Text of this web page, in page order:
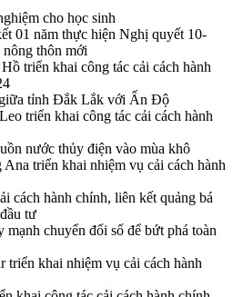
cho học sinh
01 năm thực hiện Nghị quyết 10-
thôn mới
triển khai công tác cải cách hành
tỉnh Đắk Lắk với Ấn Độ
triển khai công tác cải cách hành
nước thủy điện vào mùa khô
triển khai nhiệm vụ cải cách hành
cách hành chính, liên kết quảng bá
tư
chuyển đổi số để bứt phá toàn
khai nhiệm vụ cải cách hành